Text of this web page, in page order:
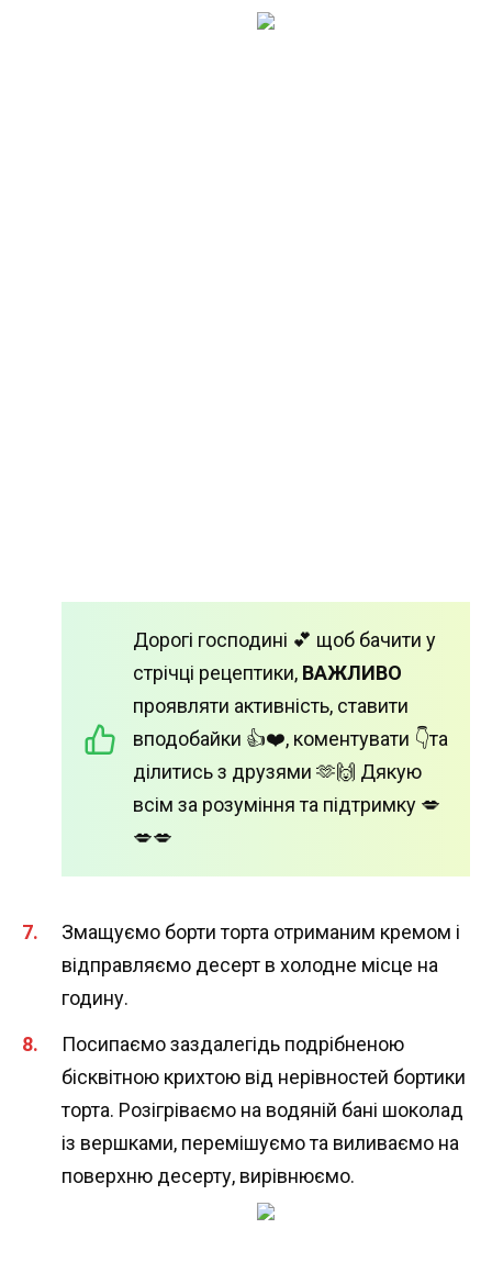
Дорогі господині 💕 щоб бачити у
стрічці рецептики, ВАЖЛИВО
проявляти активність, ставити
вподобайки 👍❤️, коментувати 👇та
ділитись з друзями 🫶🙌 Дякую
всім за розуміння та підтримку 💋
💋💋
Змащуємо борти торта отриманим кремом і
відправляємо десерт в холодне місце на
годину.
Посипаємо заздалегідь подрібненою
бісквітною крихтою від нерівностей бортики
торта. Розігріваємо на водяній бані шоколад
із вершками, перемішуємо та виливаємо на
поверхню десерту, вирівнюємо.